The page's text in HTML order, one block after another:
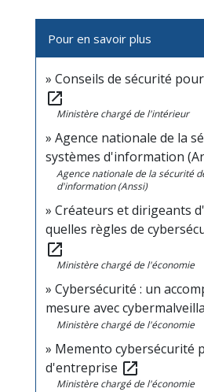
Pour en savoir plus
Conseils de sécurité
open_in_new
Ministère chargé de l'intérieur
Agence nationale de la
systèmes d'information
Agence nationale de la sécurité
d'information (Anssi)
Créateurs et dirigeants
quelles règles de
open_in_new
Ministère chargé de l'économie
Cybersécurité : un
mesure avec
Ministère chargé de l'économie
Memento cybersécurité
d'entreprise open_in_new
Ministère chargé de l'économie